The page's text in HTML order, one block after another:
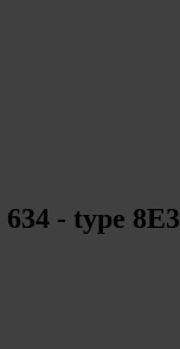
- type 8E3